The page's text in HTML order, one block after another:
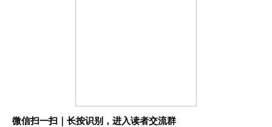
微信扫一扫｜长按识别，进入读者交流群